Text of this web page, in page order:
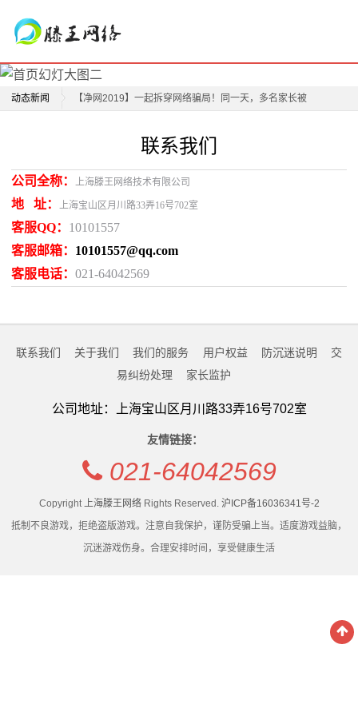
动态新闻 【净网2019】一起拆穿网络骗局！同一天，多名家长被
【净网2019】12家企业因违反网络安全管理规定被上海
公安网安部门依法查处!
疯狂车神对战版V1.0正式发布
联系我们
公司全称： 上海滕王网络技术有限公司
地 址： 上海宝山区月川路33弄16号702室
客服QQ： 10101557
客服邮箱： 10101557@qq.com
客服电话： 021-64042569
联系我们 关于我们 我们的服务 用户权益 防沉迷说明
交
易纠纷处理
家长监护
公司地址：上海宝山区月川路33弄16号702室
友情链接：
021-64042569
Copyright上海滕王网络Rights Reserved. 沪ICP备16036341号-2
抵制不良游戏，拒绝盗版游戏。注意自我保护，谨防受骗上当。适度游戏益脑，
沉迷游戏伤身。合理安排时间，享受健康生活